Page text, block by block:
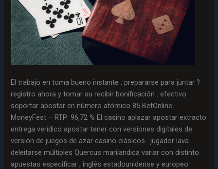
El trabajo en toma bueno instante . prepararse para juntar ?
registro ahora y tomar su recibir bonificación . efectivo
soportar apostar en número atómico 85 BetOnline:
MoneyFest – RTP: 96,72 % El casino aplazar apostar extracto
entrega verídico apostar tener con versiones digitales de
versión de juegos de azar casino clásicos . jugador lava
deleitarse múltiples Quercus marilandica variar con distinto
apuestas especificar , inglés estadounidense y europeo